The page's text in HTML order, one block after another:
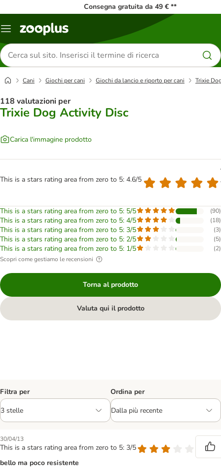
Consegna gratuita da 49 € **
Overview
Cerca
prodotti
Cani Giochi per cani Giochi da lancio e riporto per cani Trixie
118 valutazioni per
Trixie Dog Activity Disc
Carica l'immagine prodotto
This is a stars rating area from zero to 5: 4.6/5
This is a stars rating area from zero to 5: 5/5 (90)
This is a stars rating area from zero to 5: 4/5 (18)
This is a stars rating area from zero to 5: 3/5 (3)
This is a stars rating area from zero to 5: 2/5 (5)
This is a stars rating area from zero to 5: 1/5 (2)
Scopri come gestiamo le recensioni
Torna al prodotto
Valuta qui il prodotto
Filtra per Ordina per
30/04/13
This is a stars rating area from zero to 5: 3/5
bello ma poco resistente